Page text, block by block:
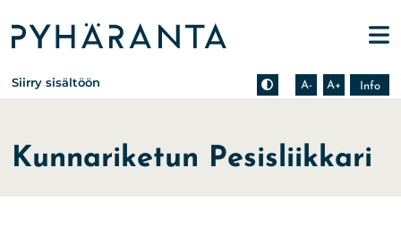
Etusivu
Siirry sisältöön A-
Pienennä tekstin kokoa
A+
Suurenna tekstin kokoa
Info
Tietoa zoomauksesta
Kunnariketun Pesisliikkari